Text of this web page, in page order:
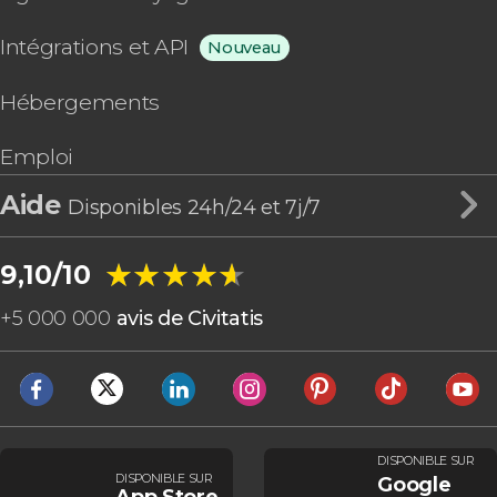
Intégrations et API Nouveau
Hébergements
Emploi
Aide Disponibles 24h/24 et 7j/7
9,10/10 ★★★★★
★★★★★
+5 000 000 avis de Civitatis
DISPONIBLE SUR
DISPONIBLE SUR
Google